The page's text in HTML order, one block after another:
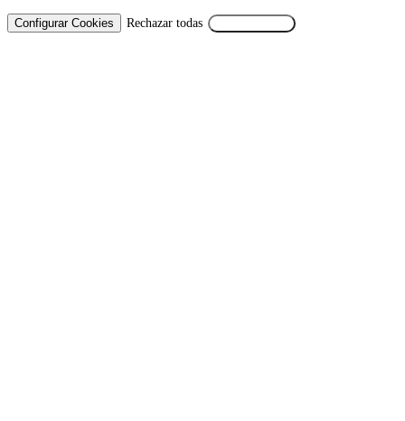
Configurar Cookies Rechazar todas